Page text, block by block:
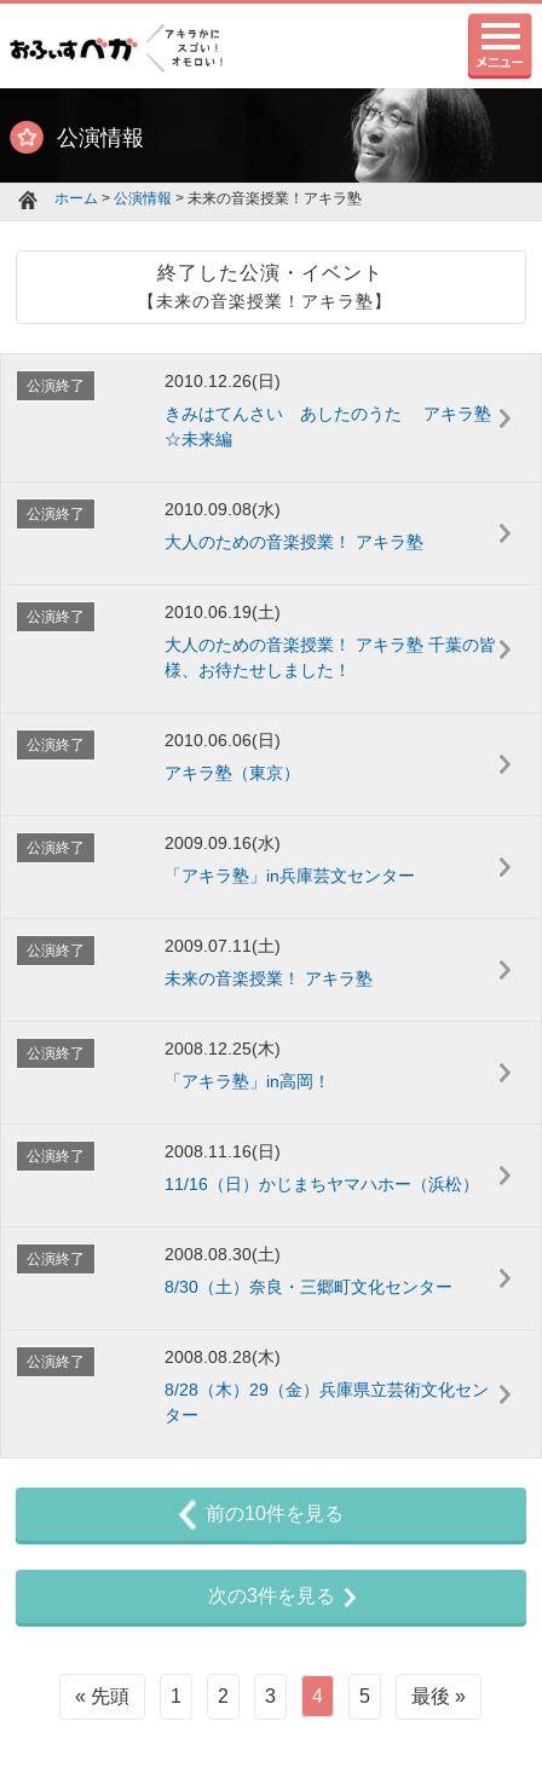
公演情報
ホーム > 公演情報 > 未来の音楽授業！アキラ塾
終了した公演・イベント
【未来の音楽授業！アキラ塾】
公演終了
2010.12.26(日)
きみはてんさい あしたのうた アキラ塾
☆未来編
公演終了
2010.09.08(水)
大人のための音楽授業！ アキラ塾
公演終了
2010.06.19(土)
大人のための音楽授業！ アキラ塾 千葉の皆
様、お待たせしました！
公演終了
2010.06.06(日)
アキラ塾（東京）
公演終了
2009.09.16(水)
「アキラ塾」in兵庫芸文センター
公演終了
2009.07.11(土)
未来の音楽授業！ アキラ塾
公演終了
2008.12.25(木)
「アキラ塾」in高岡！
公演終了
2008.11.16(日)
11/16（日）かじまちヤマハホー（浜松）
公演終了
2008.08.30(土)
8/30（土）奈良・三郷町文化センター
公演終了
2008.08.28(木)
8/28（木）29（金）兵庫県立芸術文化セン
ター
前の10件を見る
次の3件を見る
« 先頭 1 2 3 4 5 最後 »